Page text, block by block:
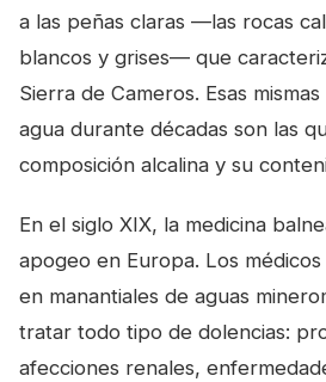
a las peñas claras —las rocas
blancos y grises— que
Sierra de Cameros. Esas
agua durante décadas son las
composición alcalina y su
En el siglo XIX, la medicina
apogeo en Europa. Los
en manantiales de aguas
tratar todo tipo de dolencias:
afecciones renales,